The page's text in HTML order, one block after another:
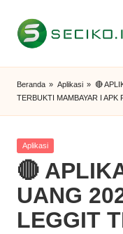
Skip
S
e
c
i
k
o
I
Beranda » Aplikasi » 🔴
TERBUKTI MAMBAYAR I APK
Posted
Aplikasi
🔴
UANG
LEGGIT